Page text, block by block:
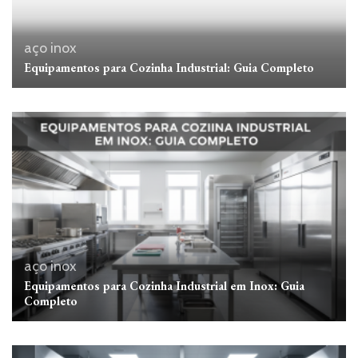
aço inox
Equipamentos para Cozinha Industrial: Guia Completo
aço inox
Equipamentos para Cozinha Industrial em Inox: Guia
Completo